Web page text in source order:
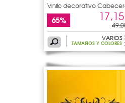
Vinilo decorativo
de
65%
VARIOS
TAMAÑOS Y COLORES